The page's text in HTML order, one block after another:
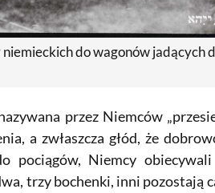
do wagonów jadących
przez Niemców
a zwłaszcza głód, że
pociągów, Niemcy
trzy bochenki, inni pozostają